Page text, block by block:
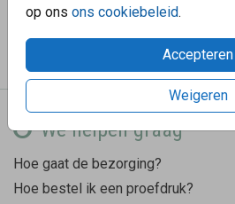
op ons ons cookiebeleid.
Accepteren
Weigeren
een sampleset van al onze kleuren
We helpen graag
Hoe gaat de bezorging?
Hoe bestel ik een proefdruk?